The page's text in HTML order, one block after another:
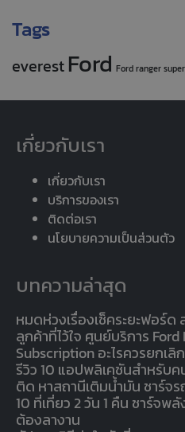
Tags
everest Ford Ford ranger
เกี่ยวกับเรา
เกี่ยวกับเรา
บริการของเรา
ติดต่อเรา
นโยบายความเป็นส่วนตัว
บทความล่าสุด
หมดห่วงเรื่องเช็คระยะฟอร์
ลูกค้าที่ไว้ใจ ศูนย์บริการ Ford
Subscription อะไรควรยกเ
รีวิว 10 แอปพลิเคชันสำหรับค
ติด หาสถานีเติมน้ำมัน ชาร์จร
10 ที่เที่ยว 2 วัน 1 คืน ชาร์จพ
ต้องลางาน